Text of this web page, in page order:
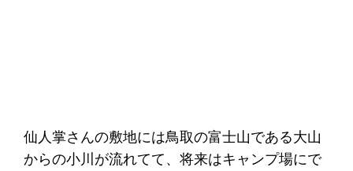
仙人掌さんの敷地には鳥取の富士山である大山
からの小川が流れてて、将来はキャンプ場にで